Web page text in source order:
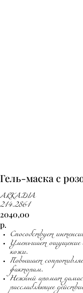
Гель-маска с
ARKADIA
214.2861
2040,00
р.
Способствует
Уменьшает ощущение
кожи.
Повышает
факторам.
Нежный аромат
расслабляющее